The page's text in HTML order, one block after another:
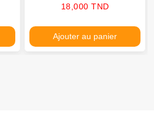
Prix
18,000 TND
Ajouter au panier